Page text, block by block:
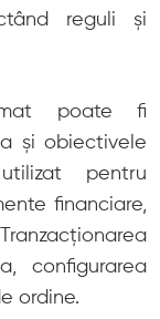
reguli și
poate fi
și obiectivele
pentru
financiare,
configurarea
ordine.